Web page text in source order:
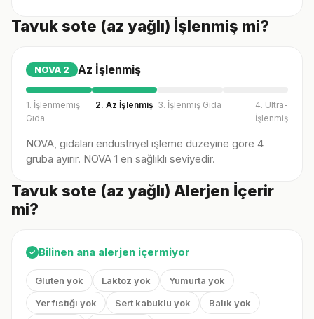
Tavuk sote (az yağlı) İşlenmiş mi?
NOVA 2 Az İşlenmiş
1. İşlenmemiş
Gıda
2. Az İşlenmiş 3. İşlenmiş Gıda
4. Ultra-
İşlenmiş
NOVA, gıdaları endüstriyel işleme düzeyine göre 4
gruba ayırır. NOVA 1 en sağlıklı seviyedir.
Tavuk sote (az yağlı) Alerjen İçerir
mi?
✓ Bilinen ana alerjen içermiyor
Gluten yok Laktoz yok
Yumurta yok
Yer fıstığı yok
Sert kabuklu yok
Balık yok